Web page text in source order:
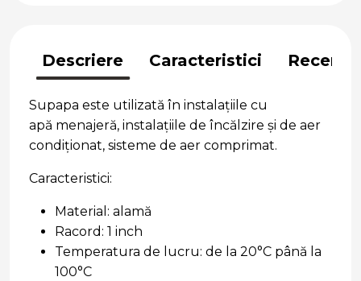
Descriere Caracteristici
Supapa este utilizată în instalațiile cu
apă menajeră, instalațiile de încălzire și de aer
condiționat, sisteme de aer comprimat.
Caracteristici:
Material: alamă
Racord: 1 inch
Temperatura de lucru: de la 20°C până la
100°C